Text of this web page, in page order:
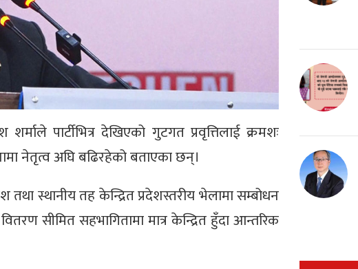
पार्टीभित्र देखिएको गुटगत प्रवृत्तिलाई क्रमशः
नेतृत्व अघि बढिरहेको बताएका छन्।
स्थानीय तह केन्द्रित प्रदेशस्तरीय भेलामा सम्बोधन
सीमित सहभागितामा मात्र केन्द्रित हुँदा आन्तरिक